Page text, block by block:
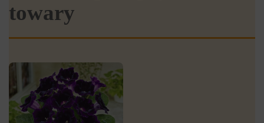
towary